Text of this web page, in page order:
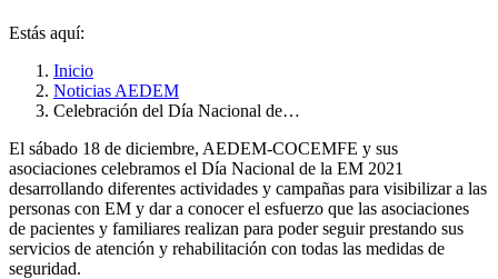
Estás aquí:
Inicio
Noticias AEDEM
Celebración del Día Nacional de…
El sábado 18 de diciembre, AEDEM-COCEMFE y sus
asociaciones celebramos el Día Nacional de la EM 2021
desarrollando diferentes actividades y campañas para visibilizar a las
personas con EM y dar a conocer el esfuerzo que las asociaciones
de pacientes y familiares realizan para poder seguir prestando sus
servicios de atención y rehabilitación con todas las medidas de
seguridad.